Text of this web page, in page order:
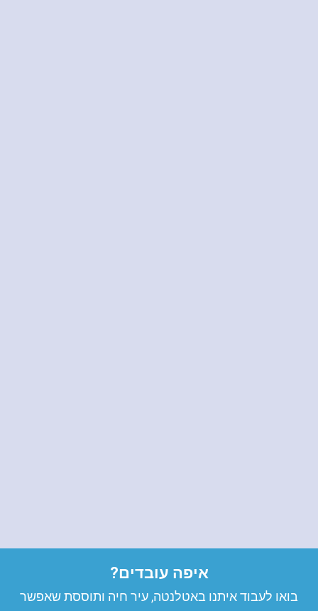
איפה עובדים?
בואו לעבוד איתנו באטלנטה, עיר חיה ותוססת שאפשר